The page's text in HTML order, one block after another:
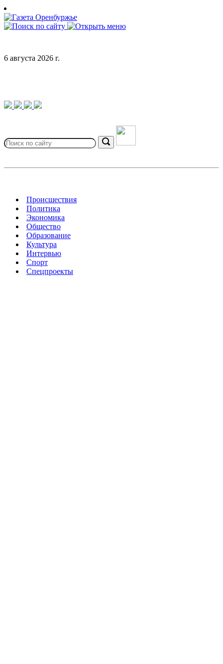
Skip
to
content
6 августа 2026 г.
for:
Search
Происшествия
Политика
Экономика
Общество
Образование
Культура
Интервью
Спорт
Спецпроекты